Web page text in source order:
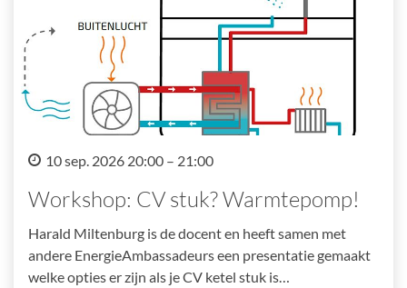
10 sep. 2026 20:00 – 21:00
Workshop: CV stuk? Warmtepomp!
Harald Miltenburg is de docent en heeft samen met
andere EnergieAmbassadeurs een presentatie gemaakt
welke opties er zijn als je CV ketel stuk is…